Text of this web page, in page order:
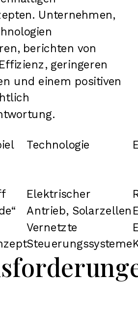
Unternehmen,
berichten von
geringeren
und einem positiven
Technologie
Elektrischer
Antrieb, Solarzellen
Vernetzte
Steuerungssysteme